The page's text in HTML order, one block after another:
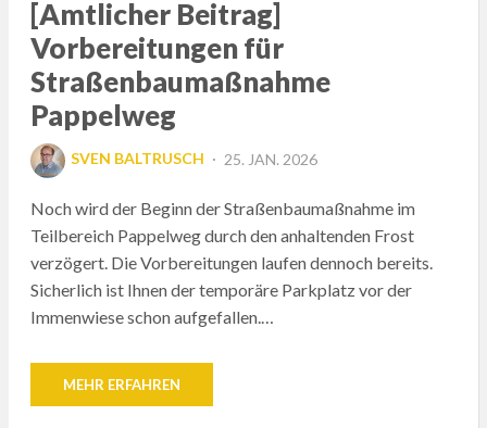
[Amtlicher Beitrag]
Vorbereitungen für
Straßenbaumaßnahme
Pappelweg
SVEN BALTRUSCH
POSTED
25. JAN. 2026
Noch wird der Beginn der Straßenbaumaßnahme im
Teilbereich Pappelweg durch den anhaltenden Frost
verzögert. Die Vorbereitungen laufen dennoch bereits.
Sicherlich ist Ihnen der temporäre Parkplatz vor der
Immenwiese schon aufgefallen.…
MEHR ERFAHREN